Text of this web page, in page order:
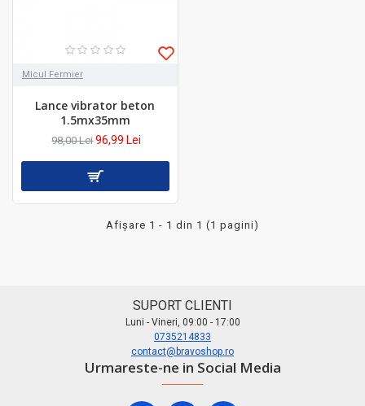
Micul Fermier
Lance vibrator beton
1.5mx35mm
98,00 Lei 96,99 Lei
Afişare 1 - 1 din 1 (1 pagini)
SUPORT CLIENTI
Luni - Vineri, 09:00 - 17:00
0735214833
contact@bravoshop.ro
Urmareste-ne in Social Media